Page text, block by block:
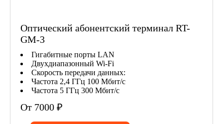
Оптический абонентский терминал RT-
GM-3
Гигабитные порты LAN
Двухдиапазонный Wi-Fi
Скорость передачи данных:
Частота 2,4 ГГц 100 Мбит/с
Частота 5 ГГц 300 Мбит/с
От 7000 ₽